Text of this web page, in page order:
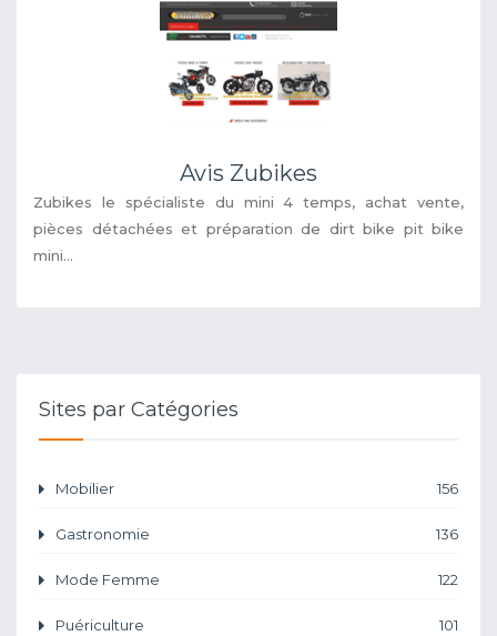
Avis Zubikes
Zubikes le spécialiste du mini 4 temps, achat vente,
pièces détachées et préparation de dirt bike pit bike
mini...
Sites par Catégories
Mobilier 156
Gastronomie 136
Mode Femme 122
Puériculture 101